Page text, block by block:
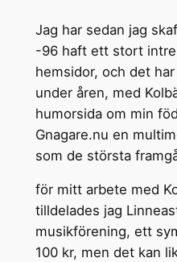
Jag har sedan jag
-96 haft ett stort
hemsidor, och det
under åren, med
humorsida om min
Gnagare.nu en
som de största
för mitt arbete med
tilldelades jag
musikförening, ett
100 kr, men det kan